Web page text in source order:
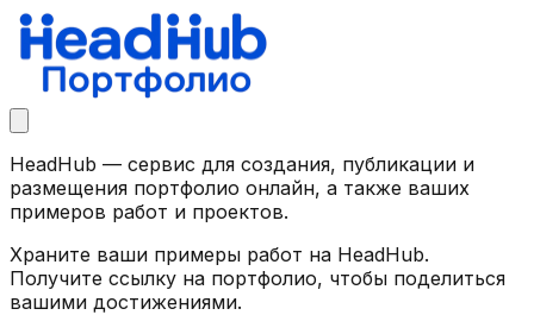
HeadHub — сервис для создания, публикации и
размещения портфолио онлайн, а также ваших
примеров работ и проектов.
Храните ваши примеры работ на HeadHub.
Получите ссылку на портфолио, чтобы поделиться
вашими достижениями.